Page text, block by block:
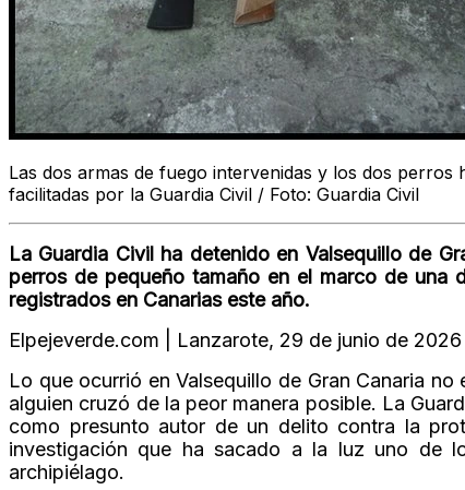
Las dos armas de fuego intervenidas y los dos
facilitadas por la Guardia Civil / Foto: Guardia Civil
La Guardia Civil ha detenido en Valsequillo de
perros de pequeño tamaño en el marco de una
registrados en Canarias este año.
Elpejeverde.com | Lanzarote, 29 de junio de 2026
Lo que ocurrió en Valsequillo de Gran Canaria
alguien cruzó de la peor manera posible. La
como presunto autor de un delito contra la
investigación que ha sacado a la luz uno de
archipiélago.